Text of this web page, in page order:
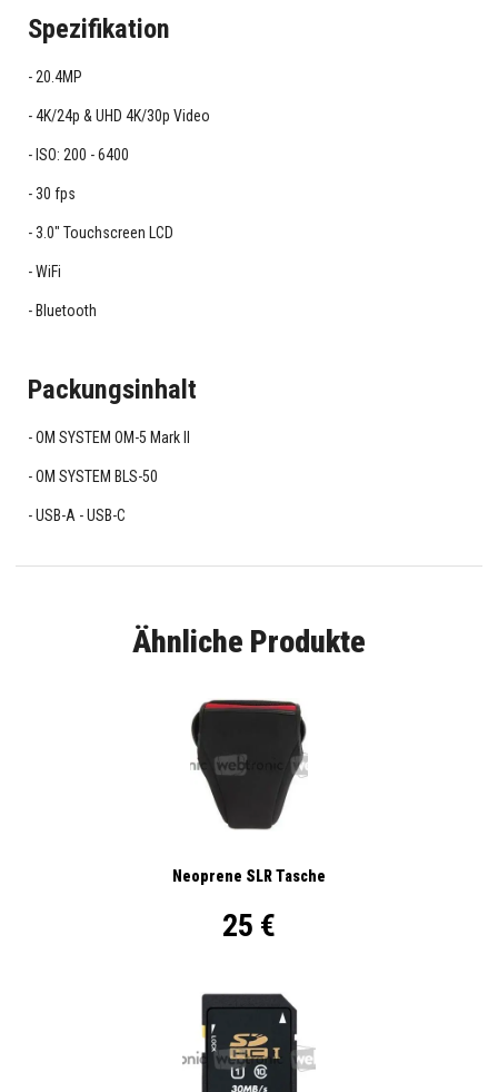
Spezifikation
20.4MP
4K/24p & UHD 4K/30p Video
ISO: 200 - 6400
30 fps
3.0" Touchscreen LCD
WiFi
Bluetooth
Packungsinhalt
OM SYSTEM OM-5 Mark II
OM SYSTEM BLS-50
USB-A - USB-C
Ähnliche Produkte
Neoprene SLR Tasche
25 €